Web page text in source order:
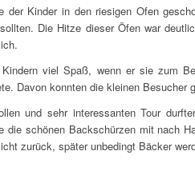
der Kin­der in den rie­si­gen Ofen
Die Hit­ze die­ser Öfen war
viel Spaß, wenn er sie zum
Davon konn­ten die klei­nen Besu­cher
und sehr inter­es­san­ten Tour
die schö­nen Back­schür­zen mit nach
zurück, spä­ter unbe­dingt Bäcker